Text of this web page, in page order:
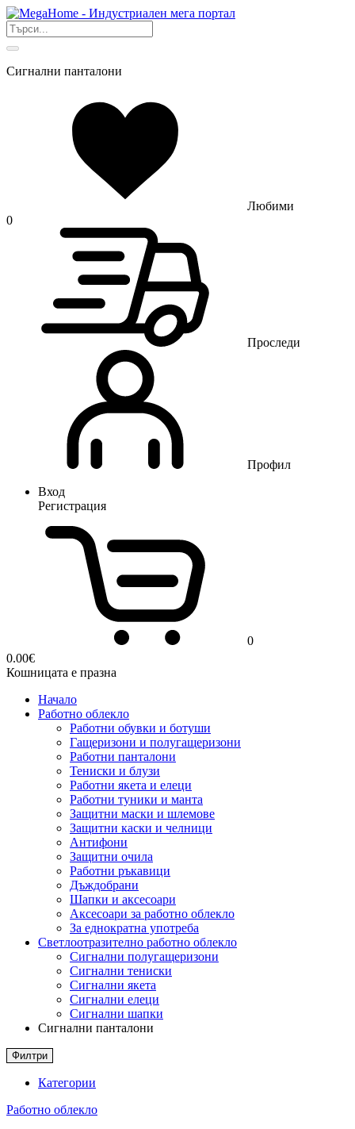
Сигнални панталони
Любими
0
Проследи
Профил
Вход
Регистрация
0
0.00€
Кошницата е празна
Начало
Работно облекло
Работни обувки и ботуши
Гащеризони и полугащеризони
Работни панталони
Тениски и блузи
Работни якета и елеци
Работни туники и манта
Защитни маски и шлемове
Защитни каски и челници
Антифони
Защитни очила
Работни ръкавици
Дъждобрани
Шапки и аксесоари
Аксесоари за работно облекло
За еднократна употреба
Светлоотразително работно облекло
Сигнални полугащеризони
Сигнални тениски
Сигнални якета
Сигнални елеци
Сигнални шапки
Сигнални панталони
Филтри
Категории
Работно облекло